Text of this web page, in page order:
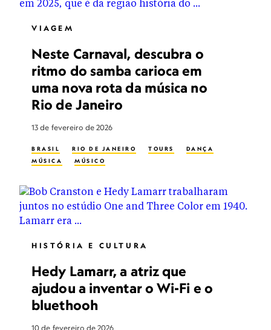
VIAGEM
Neste Carnaval, descubra o
ritmo do samba carioca em
uma nova rota da música no
Rio de Janeiro
13 de fevereiro de 2026
BRASIL RIO DE JANEIRO TOURS
DANÇA
MÚSICA
MÚSICO
HISTÓRIA E CULTURA
Hedy Lamarr, a atriz que
ajudou a inventar o Wi-Fi e o
bluethooh
10 de fevereiro de 2026